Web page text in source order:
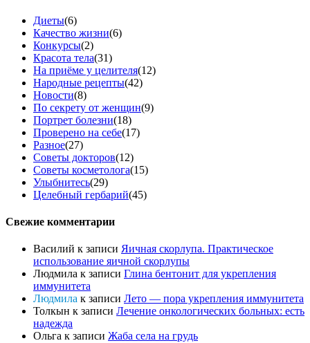
Диеты(6)
Качество жизни(6)
Конкурсы(2)
Красота тела(31)
На приёме у целителя(12)
Народные рецепты(42)
Новости(8)
По секрету от женщин(9)
Портрет болезни(18)
Проверено на себе(17)
Разное(27)
Советы докторов(12)
Советы косметолога(15)
Улыбнитесь(29)
Целебный гербарий(45)
Свежие комментарии
Василий к записи Яичная скорлупа. Практическое
использование яичной скорлупы
Людмила к записи Глина бентонит для укрепления
иммунитета
Людмила к записи Лето — пора укрепления иммунитета
Толкын к записи Лечение онкологических больных: есть
надежда
Ольга к записи Жаба села на грудь